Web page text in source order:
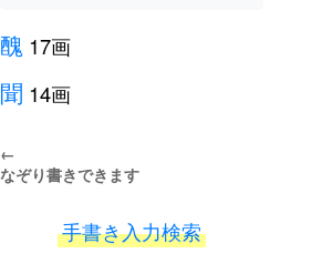
醜 17画
聞 14画
←
なぞり書きできます
手書き入力検索